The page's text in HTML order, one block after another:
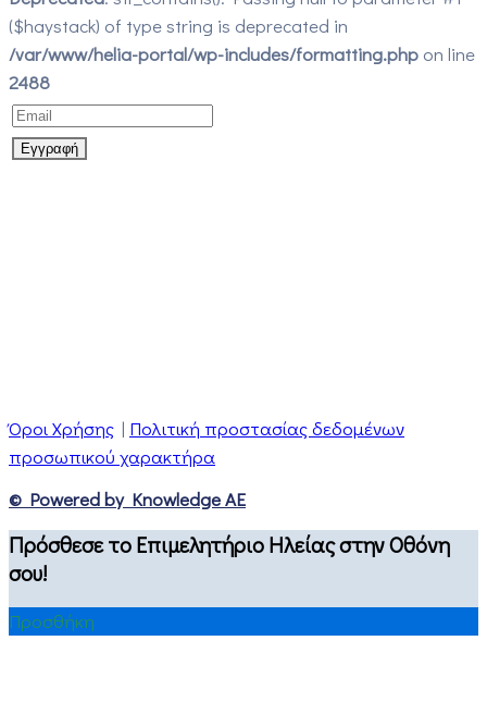
($haystack) of type string is deprecated in
/var/www/helia-portal/wp-includes/formatting.php on line
2488
Όροι Χρήσης | Πολιτική προστασίας δεδομένων
προσωπικού χαρακτήρα
© Powered by Knowledge AE
Πρόσθεσε το Επιμελητήριο Ηλείας στην Οθόνη
σου!
Προσθήκη